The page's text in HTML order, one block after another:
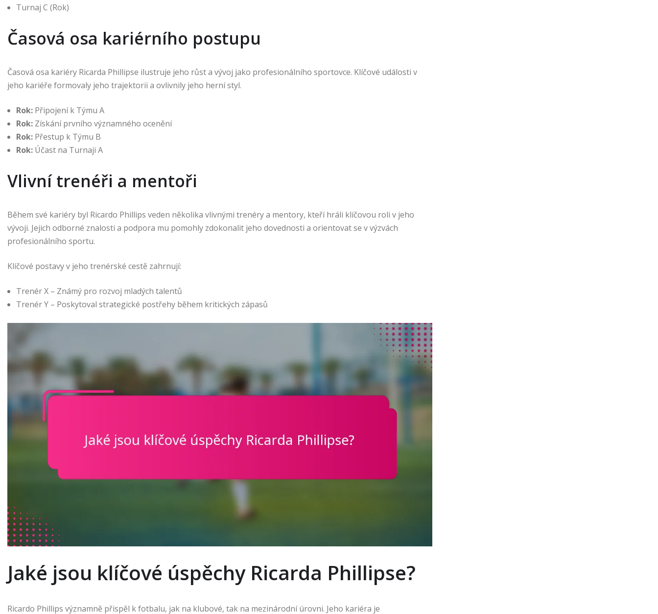
Turnaj C (Rok)
Časová osa kariérního postupu
Časová osa kariéry Ricarda Phillipse ilustruje jeho růst a vývoj jako profesionálního sportovce. Klíčové události v
jeho kariéře formovaly jeho trajektorii a ovlivnily jeho herní styl.
Rok: Připojení k Týmu A
Rok: Získání prvního významného ocenění
Rok: Přestup k Týmu B
Rok: Účast na Turnaji A
Vlivní trenéři a mentoři
Během své kariéry byl Ricardo Phillips veden několika vlivnými trenéry a mentory, kteří hráli klíčovou roli v jeho
vývoji. Jejich odborné znalosti a podpora mu pomohly zdokonalit jeho dovednosti a orientovat se v výzvách
profesionálního sportu.
Klíčové postavy v jeho trenérské cestě zahrnují:
Trenér X – Známý pro rozvoj mladých talentů
Trenér Y – Poskytoval strategické postřehy během kritických zápasů
Jaké jsou klíčové úspěchy Ricarda Phillipse?
Ricardo Phillips významně přispěl k fotbalu, jak na klubové, tak na mezinárodní úrovni. Jeho kariéra je